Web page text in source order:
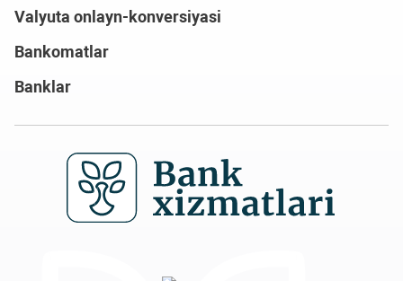
Valyuta onlayn-konversiyasi
Bankomatlar
Banklar